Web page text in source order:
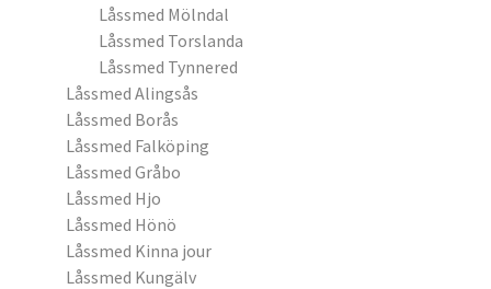
Låssmed Mölndal
Låssmed Torslanda
Låssmed Tynnered
Låssmed Alingsås
Låssmed Borås
Låssmed Falköping
Låssmed Gråbo
Låssmed Hjo
Låssmed Hönö
Låssmed Kinna jour
Låssmed Kungälv